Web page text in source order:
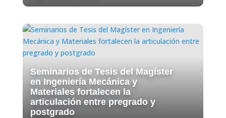
Seminarios de Tesis del Magíster
en Ingeniería Mecánica y
Materiales fortalecen la
articulación entre pregrado y
postgrado